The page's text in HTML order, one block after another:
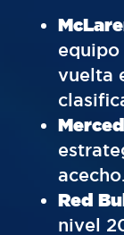
equipo
vuelta
acecho.
Red
nivel